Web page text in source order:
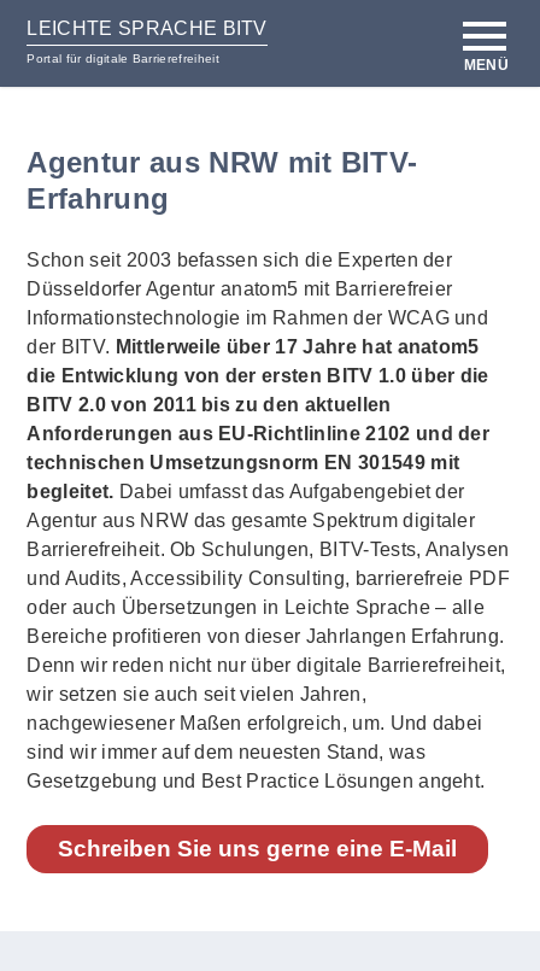
LEICHTE SPRACHE BITV
Portal für digitale Barrierefreiheit MENÜ
Agentur aus NRW mit BITV-
Erfahrung
Schon seit 2003 befassen sich die Experten der
Düsseldorfer Agentur anatom5 mit Barrierefreier
Informationstechnologie im Rahmen der WCAG und
der BITV. Mittlerweile über 17 Jahre hat anatom5
die Entwicklung von der ersten BITV 1.0 über die
BITV 2.0 von 2011 bis zu den aktuellen
Anforderungen aus EU-Richtlinline 2102 und der
technischen Umsetzungsnorm EN 301549 mit
begleitet. Dabei umfasst das Aufgabengebiet der
Agentur aus NRW das gesamte Spektrum digitaler
Barrierefreiheit. Ob Schulungen, BITV-Tests, Analysen
und Audits, Accessibility Consulting, barrierefreie PDF
oder auch Übersetzungen in Leichte Sprache – alle
Bereiche profitieren von dieser Jahrlangen Erfahrung.
Denn wir reden nicht nur über digitale Barrierefreiheit,
wir setzen sie auch seit vielen Jahren,
nachgewiesener Maßen erfolgreich, um. Und dabei
sind wir immer auf dem neuesten Stand, was
Gesetzgebung und Best Practice Lösungen angeht.
Schreiben Sie uns gerne eine E-Mail